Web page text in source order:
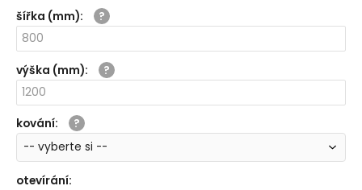
šířka (mm):
výška (mm):
kování:
otevírání: